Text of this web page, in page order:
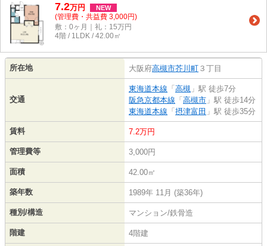
7.2万円 NEW
(管理費・共益費 3,000円)
敷：0ヶ月｜礼：15万円
4階 / 1LDK / 42.00㎡
所在地 大阪府高槻市芥川町 ３丁目
交通
東海道本線 「 高槻 」駅 徒歩7分
阪急京都本線 「 高槻市 」駅 徒歩14分
東海道本線 「 摂津富田 」駅 徒歩35分
賃料 7.2万円
管理費等 3,000円
面積 42.00㎡
築年数 1989年 11月 (築36年)
種別/構造 マンション/鉄骨造
階建 4階建